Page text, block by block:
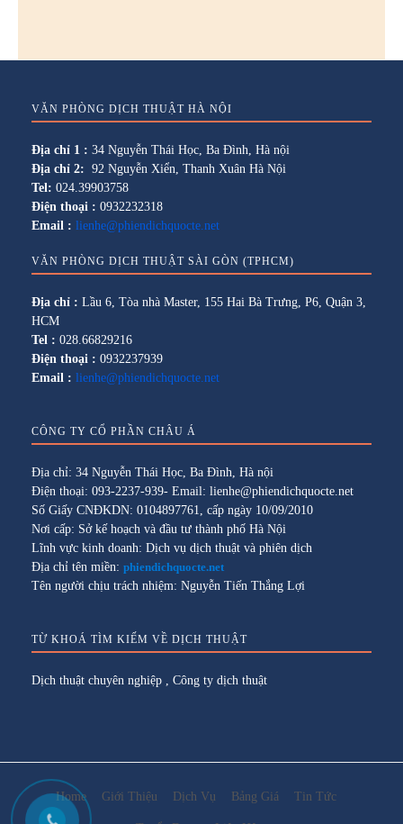
VĂN PHÒNG DỊCH THUẬT HÀ NỘI
Địa chỉ 1 : 34 Nguyễn Thái Học, Ba Đình, Hà nội
Địa chỉ 2: 92 Nguyễn Xiển, Thanh Xuân Hà Nội
Tel: 024.39903758
Điện thoại : 0932232318
Email : lienhe@phiendichquocte.net
VĂN PHÒNG DỊCH THUẬT SÀI GÒN (TPHCM)
Địa chỉ : Lầu 6, Tòa nhà Master, 155 Hai Bà Trưng, P6, Quận 3,
HCM
Tel : 028.66829216
Điện thoại : 0932237939
Email : lienhe@phiendichquocte.net
CÔNG TY CỔ PHẦN CHÂU Á
Địa chỉ: 34 Nguyễn Thái Học, Ba Đình, Hà nội
Điện thoại: 093-2237-939- Email: lienhe@phiendichquocte.net
Số Giấy CNĐKDN: 0104897761, cấp ngày 10/09/2010
Nơi cấp: Sở kế hoạch và đầu tư thành phố Hà Nội
Lĩnh vực kinh doanh: Dịch vụ dịch thuật và phiên dịch
Địa chỉ tên miền: phiendichquocte.net
Tên người chịu trách nhiệm: Nguyễn Tiến Thắng Lợi
TỪ KHOÁ TÌM KIẾM VỀ DỊCH THUẬT
Dịch thuật chuyên nghiệp Công ty dịch thuật
Home Giới Thiệu Dịch Vụ Bảng Giá Tin Tức